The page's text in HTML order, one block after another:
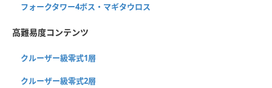
フォークタワー4ボス・マギタウロス
高難易度コンテンツ
クルーザー級零式1層
クルーザー級零式2層